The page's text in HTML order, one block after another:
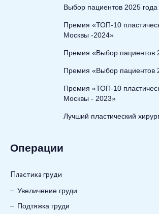
Выбор пациентов 2025 года
Премия «ТОП-10
Москвы -2024»
Премия «Выбор пациентов
Премия «Выбор пациентов
Премия «ТОП-10
Москвы - 2023»
Лучший пластический
Операции
Пластика груди
Увеличение груди
Подтяжка груди